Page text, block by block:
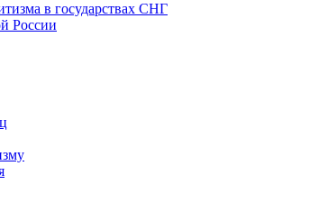
в государствах СНГ
России